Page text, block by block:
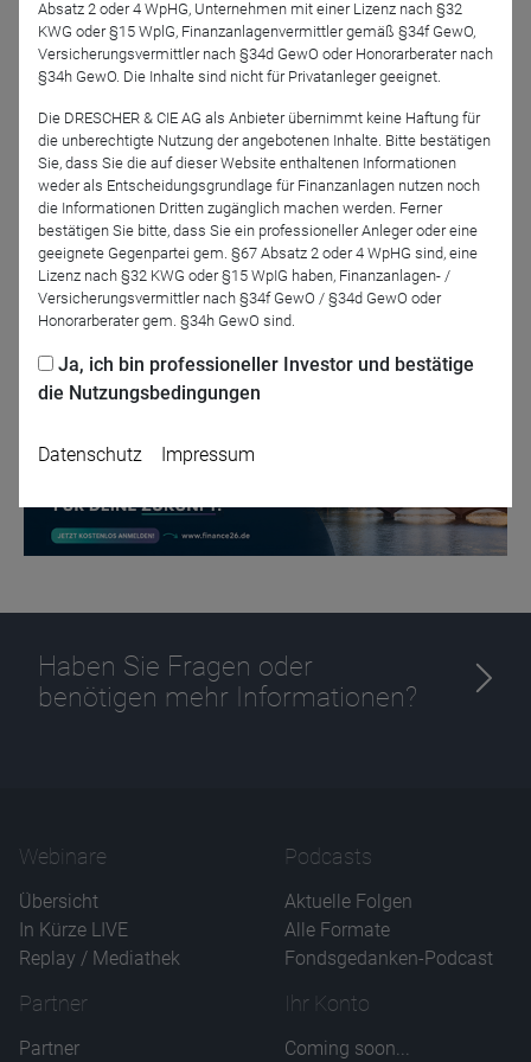
institutionelle Investoren sowie professionelle
Anlageberater. Wir weisen darauf hin, dass eine begrenzte
Anmeldekapazität vorliegt. Sichern Sie sich frühzeitig Ihren
Jetzt für das Partner-Webinar anmelden
Zurück
Haben Sie Fragen oder
benötigen mehr Informationen?
Webinare
Übersicht
In Kürze LIVE
Replay / Mediathek
Podcasts
Aktuelle Folgen
Alle Formate
Fondsgedanken-Podcast
Partner
Partner
Ihr Konto
Coming soon...
Absatz 2 oder 4 WpHG, Unternehmen mit einer Lizenz nach §32
KWG oder §15 WplG, Finanzanlagenvermittler gemäß §34f GewO,
Versicherungsvermittler nach §34d GewO oder Honorarberater nach
§34h GewO. Die Inhalte sind nicht für Privatanleger geeignet.
Die DRESCHER & CIE AG als Anbieter übernimmt keine Haftung für
die unberechtigte Nutzung der angebotenen Inhalte. Bitte bestätigen
Sie, dass Sie die auf dieser Website enthaltenen Informationen
weder als Entscheidungsgrundlage für Finanzanlagen nutzen noch
die Informationen Dritten zugänglich machen werden. Ferner
bestätigen Sie bitte, dass Sie ein professioneller Anleger oder eine
geeignete Gegenpartei gem. §67 Absatz 2 oder 4 WpHG sind, eine
Lizenz nach §32 KWG oder §15 WpIG haben, Finanzanlagen- /
Versicherungsvermittler nach §34f GewO / §34d GewO oder
Honorarberater gem. §34h GewO sind.
Ja, ich bin professioneller Investor und bestätige
die Nutzungsbedingungen
Datenschutz Impressum
Name
CPref
Anbieter
D&C